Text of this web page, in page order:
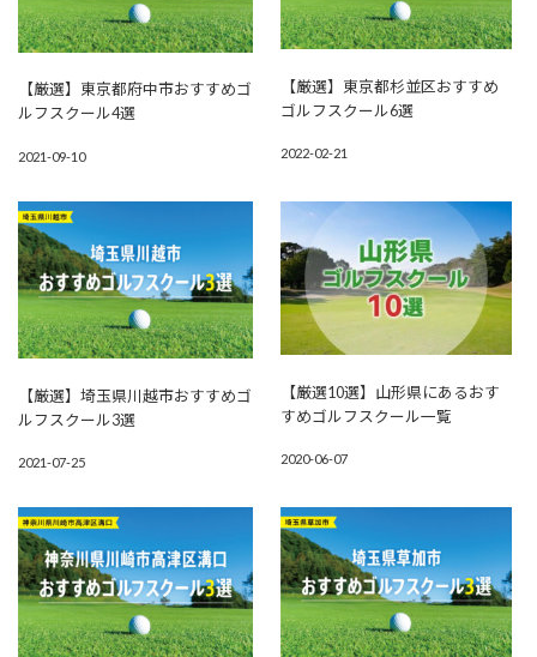
【厳選】東京都府中市おすすめゴ
ルフスクール4選
2021-09-10
【厳選】東京都杉並区おすすめ
ゴルフスクール6選
2022-02-21
【厳選】埼玉県川越市おすすめゴ
ルフスクール3選
2021-07-25
【厳選10選】山形県にあるおす
すめゴルフスクール一覧
2020-06-07